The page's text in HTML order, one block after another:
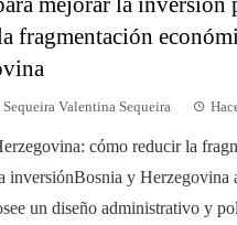
fragmentación
Valentina Sequeira
cómo reducir la
inversiónBosnia y Herzegovina
un diseño administrativo y